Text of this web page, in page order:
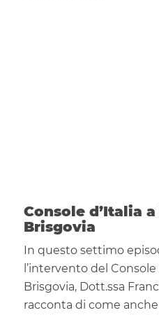
Console d’Italia
Brisgovia
In questo settimo
l’intervento del
Brisgovia, Dott.ssa
racconta di come anche